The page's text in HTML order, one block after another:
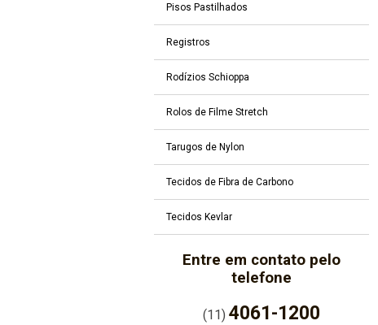
Pisos Pastilhados
Registros
Rodízios Schioppa
Rolos de Filme Stretch
Tarugos de Nylon
Tecidos de Fibra de Carbono
Tecidos Kevlar
Entre em contato pelo
telefone
(11)4061-1200